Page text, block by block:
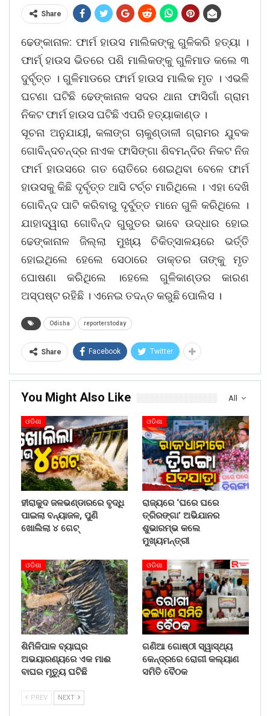
Share
ଢେଙ୍କାନାଳ: ଫାର୍ମ ହାଉସ ମାଲିକଙ୍କୁ ଗୁଳିକରି ହତ୍ୟା ।
ଫାର୍ମ୍ ହାଉସ ଭିତରେ ପଶି ମାଲିକଙ୍କୁ ଗୁଳିମାଡ କଲେ ୩
ଦୁର୍ବୃତ୍ତ । ଗୁଳିମାଡରେ ଫାର୍ମ ହାଉସ ମାଲିକ ମୃତ । ଏଭଳି
ଘଟଣା ଘଟିଛି ଢେଙ୍କାନାଳ ସଦର ଥାନା ଫାସିଗାଁ ଗ୍ରାମ
ନିକଟ ଫାର୍ମ ହାଉସ ଘଟିଛି ଏପରି ହତ୍ୟାକାଣ୍ଡ ।
ସୂଚନା ଅନୁଯାୟୀ, କଳାଙ୍ଗ ଚାକୁଣ୍ଡାଳୀ ଗ୍ରାମର ଯୁବକ
ଗୋବିନ୍ଦଚନ୍ଦ୍ର ନାଏକ ଫାସିଙ୍ଗା ଶିବମନ୍ଦିର ନିକଟ ନିଜ
ଫାର୍ମ ହାଉସରେ ଗତ ରୋତିରେ ଶେଇଥିବା ବେଳେ ଫାର୍ମ
ହାଉସକୁ କିଛି ଦୃର୍ବୃତ୍ତ ଆସି ଟର୍ଚ୍ଚ ମାରିଥିଲେ । ଏହା ଦେଖି
ଗୋବିନ୍ଦ ପାଟି କରିବାରୁ ଦୃର୍ବୁତ୍ତ ମାନେ ଗୁଳି କରିଥିଲେ ।
ଯାହାଦ୍ୱାରା ଗୋବିନ୍ଦ ଗୁରୁତର ଭାବେ ଉଦ୍ଧାର ହୋଇ
ଢେଙ୍କାନାଳ ଜିଲ୍ଲା ମୁଖ୍ୟ ଚିକିତ୍ସାଳୟରେ ଭର୍ତ୍ତି
ହୋଇଥିଲେ ହେଲେ ସେଠାରେ ଡାକ୍ତର ତାଙ୍କୁ ମୃତ
ଘୋଷଣା କରିଥିଲେ ।ହେଲେ ଗୁଳିକାଣ୍ଡର କାରଣ
ଅସ୍ପଷ୍ଟ ରହିଛି । ଏନେଇ ତଦନ୍ତ କରୁଛି ପୋଲିସ ।
Odisha reporterstoday
Share Facebook Twitter
All
You Might Also Like
ଓଡିଶା
ହୀରାକୁଦ ଜଳଭଣ୍ଡାରରେ ବୃଦ୍ଧି
ପାଇଲା ବନ୍ୟାଜଳ, ପୁଣି
ଖୋଲିଲା ୪ ଗେଟ୍
ଓଡିଶା
ରାଜ୍ୟରେ ‘ଘରେ ଘରେ
ତ୍ରିରଙ୍ଗା’ ଅଭିଯାନର
ଶୁଭାରମ୍ଭ କଲେ
ମୁଖ୍ୟମନ୍ତ୍ରୀ
ଓଡିଶା
ଶିମିଳିପାଳ ବ୍ୟାଘ୍ର
ଅଭୟାରଣ୍ୟରେ ଏକ ମାଈ
ବାଘର ମୃତ୍ୟୁ ଘଟିଛି
ଓଡିଶା
ଗଣିଆ ଗୋଷ୍ଠୀ ସ୍ୱାସ୍ଥ୍ୟ
କେନ୍ଦ୍ରରେ ରୋଗୀ କଲ୍ୟାଣ
ସମିତି ବୈଠକ
PREV NEXT